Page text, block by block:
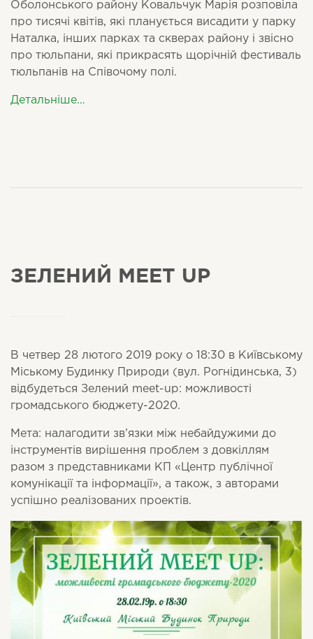
Оболонського району Ковальчук Марія розповіла
про тисячі квітів, які планується висадити у парку
Наталка, інших парках та скверах району і звісно
про тюльпани, які прикрасять щорічній фестиваль
тюльпанів на Співочому полі.
Детальніше…
ЗЕЛЕНИЙ MEET UP
В четвер 28 лютого 2019 року о 18:30 в Київському
Міському Будинку Природи (вул. Рогнідинська, 3)
відбудеться Зелений meet-up: можливості
громадського бюджету-2020.
Мета: налагодити зв’язки між небайдужими до
інструментів вирішення проблем з довкіллям
разом з представниками КП «Центр публічної
комунікації та інформації», а також, з авторами
успішно реалізованих проектів.